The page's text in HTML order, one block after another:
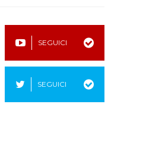
SEGUICI
SEGUICI